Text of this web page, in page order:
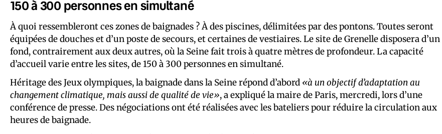
150 à 300 personnes en simultané
À quoi ressembleront ces zones de baignades ? À des piscines, délimitées par des pontons. Toutes seront
équipées de douches et d’un poste de secours, et certaines de vestiaires. Le site de Grenelle disposera d’un
fond, contrairement aux deux autres, où la Seine fait trois à quatre mètres de profondeur. La capacité
d’accueil varie entre les sites, de 150 à 300 personnes en simultané.
Héritage des Jeux olympiques, la baignade dans la Seine répond d’abord «à un objectif d’adaptation au
changement climatique, mais aussi de qualité de vie», a expliqué la maire de Paris, mercredi, lors d’une
conférence de presse. Des négociations ont été réalisées avec les bateliers pour réduire la circulation aux
heures de baignade.